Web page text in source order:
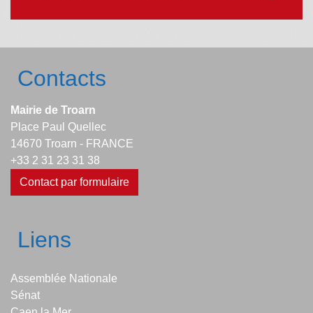
Contacts
Mairie de Troarn
Place Paul Quellec
14670 Troarn - FRANCE
+33 2 31 23 31 38
Contact par formulaire
Liens
Assemblée Nationale
Sénat